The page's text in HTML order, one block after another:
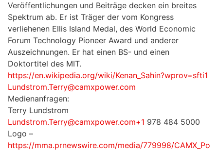
Veröffentlichungen und Beiträge decken ein breites
Spektrum ab. Er ist Träger der vom Kongress
verliehenen Ellis Island Medal, des World Economic
Forum Technology Pioneer Award und anderer
Auszeichnungen. Er hat einen BS- und einen
Doktortitel des MIT.
https://en.wikipedia.org/wiki/Kenan_Sahin?wprov=sfti1
Lundstrom.Terry@camxpower.com
Medienanfragen:
Terry Lundstrom
Lundstrom.Terry@camxpower.com+1 978 484 5000
Logo –
https://mma.prnewswire.com/media/779998/CAMX_Po